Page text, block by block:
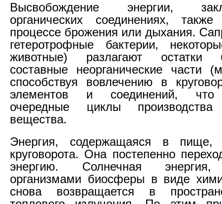
Высвобождение энергии,
органических соединениях,
процессе брожения или дыхания.
гетеротрофные бактерии,
животные) разлагают
составные неорганические части
способствуя вовлечению в
элементов и соединений, что
очередные циклы производства
вещества.
Энергия, содержащаяся в пище,
круговорота. Она постепенно
энергию. Солнечная энергия,
организмами биосферы в виде
снова возвращается в